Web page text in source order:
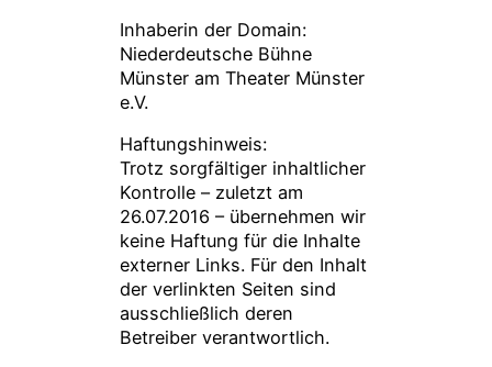
Inhaberin der Domain:
Niederdeutsche Bühne
Münster am Theater Münster
e.V.
Haftungshinweis:
Trotz sorgfältiger inhaltlicher
Kontrolle – zuletzt am
26.07.2016 – übernehmen wir
keine Haftung für die Inhalte
externer Links. Für den Inhalt
der verlinkten Seiten sind
ausschließlich deren
Betreiber verantwortlich.